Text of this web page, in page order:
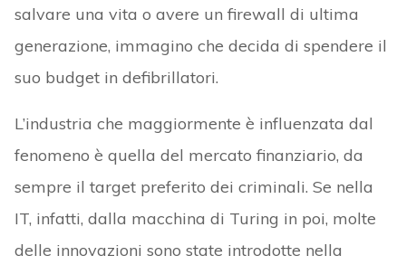
salvare una vita o avere un firewall di ultima
generazione, immagino che decida di spendere il
suo budget in defibrillatori.
L’industria che maggiormente è influenzata dal
fenomeno è quella del mercato finanziario, da
sempre il target preferito dei criminali. Se nella
IT, infatti, dalla macchina di Turing in poi, molte
delle innovazioni sono state introdotte nella